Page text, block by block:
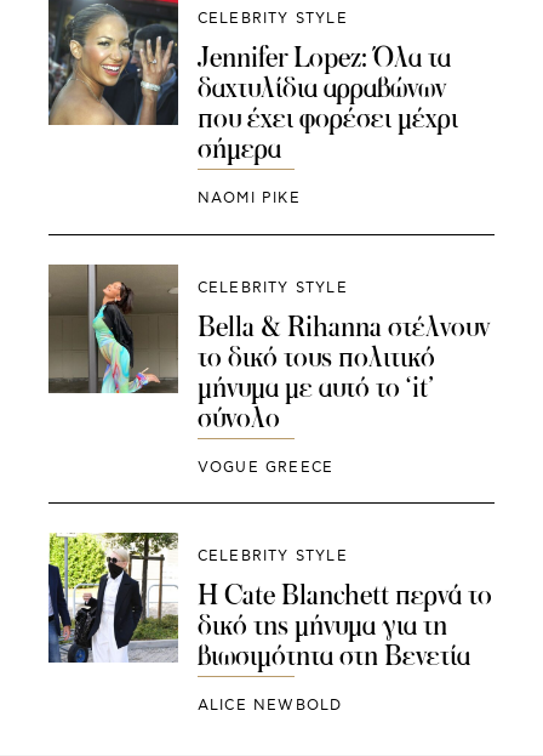
CELEBRITY STYLE
Jennifer Lopez: Όλα τα
δαχτυλίδια αρραβώνων
που έχει φορέσει μέχρι
σήμερα
NAOMI PIKE
CELEBRITY STYLE
Βella & Rihanna στέλνουν
το δικό τους πολιτικό
μήνυμα με αυτό το ‘it’
σύνολο
VOGUE GREECE
CELEBRITY STYLE
Η Cate Blanchett περνά το
δικό της μήνυμα για τη
βιωσιμότητα στη Βενετία
ALICE NEWBOLD